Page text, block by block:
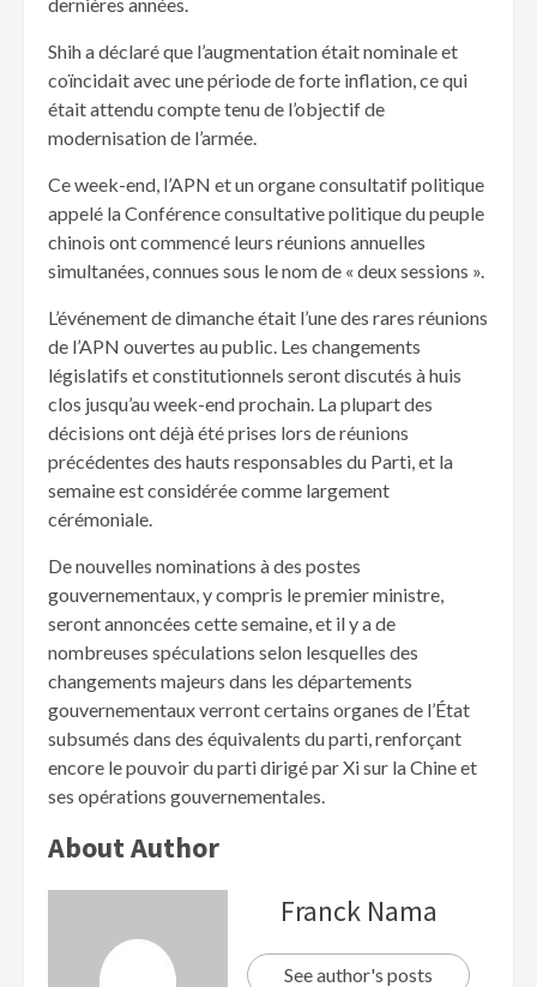
Shih a déclaré que l’augmentation était nominale et
coïncidait avec une période de forte inflation, ce qui
était attendu compte tenu de l’objectif de
modernisation de l’armée.
Ce week-end, l’APN et un organe consultatif politique
appelé la Conférence consultative politique du peuple
chinois ont commencé leurs réunions annuelles
simultanées, connues sous le nom de « deux sessions ».
L’événement de dimanche était l’une des rares réunions
de l’APN ouvertes au public. Les changements
législatifs et constitutionnels seront discutés à huis
clos jusqu’au week-end prochain. La plupart des
décisions ont déjà été prises lors de réunions
précédentes des hauts responsables du Parti, et la
semaine est considérée comme largement
cérémoniale.
De nouvelles nominations à des postes
gouvernementaux, y compris le premier ministre,
seront annoncées cette semaine, et il y a de
nombreuses spéculations selon lesquelles des
changements majeurs dans les départements
gouvernementaux verront certains organes de l’État
subsumés dans des équivalents du parti, renforçant
encore le pouvoir du parti dirigé par Xi sur la Chine et
ses opérations gouvernementales.
About Author
Franck Nama
See author's posts